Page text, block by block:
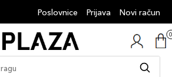
Poslovnice Prijava Novi račun